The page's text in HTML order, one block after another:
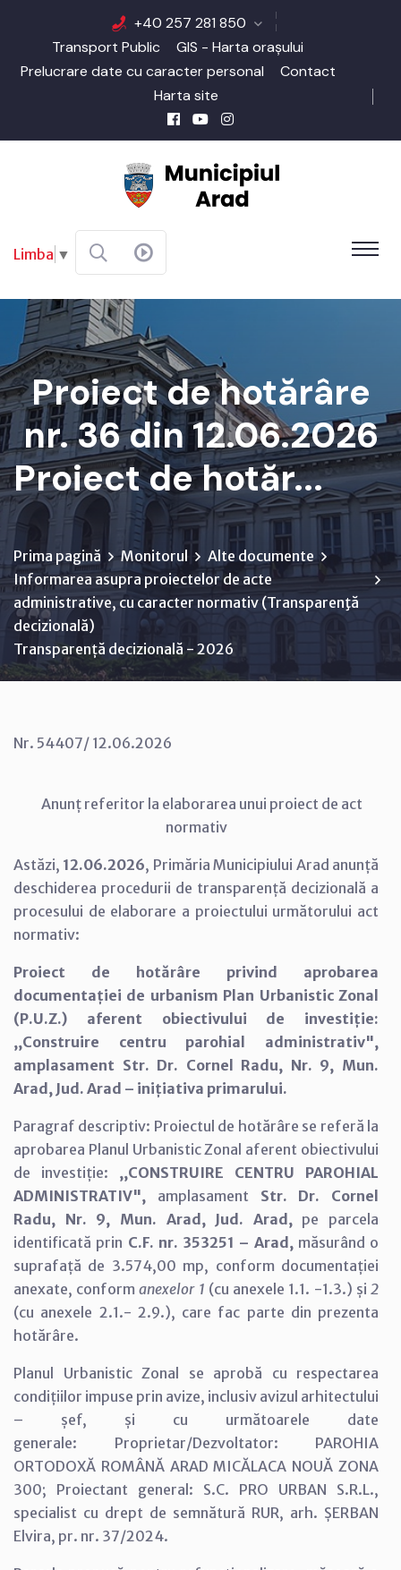
+40 257 281 850
Transport Public
GIS - Harta orașului
Prelucrare date cu caracter personal
Contact
Harta site
Limba ▼
Proiect de hotărâre
nr. 36 din 12.06.2026
Proiect de hotăr...
Prima pagină Monitorul
Alte documente
Informarea asupra proiectelor de acte
administrative, cu caracter normativ (Transparenţă
decizională)
Transparență decizională - 2026
Nr. 54407/ 12.06.2026
Anunț referitor la elaborarea unui proiect de act
normativ
Astăzi, 12.06.2026, Primăria Municipiului Arad anunță
deschiderea procedurii de transparență decizională a
procesului de elaborare a proiectului următorului act
normativ:
Proiect de hotărâre privind aprobarea
documentației de urbanism Plan Urbanistic Zonal
(P.U.Z.) aferent obiectivului de investiție:
,,Construire centru parohial administrativ",
amplasament Str. Dr. Cornel Radu, Nr. 9, Mun.
Arad, Jud. Arad – inițiativa primarului.
Paragraf descriptiv: Proiectul de hotărâre se referă la
aprobarea Planul Urbanistic Zonal aferent obiectivului
de investiție: ,,CONSTRUIRE CENTRU PAROHIAL
ADMINISTRATIV", amplasament Str. Dr. Cornel
Radu, Nr. 9, Mun. Arad, Jud. Arad, pe parcela
identificată prin C.F. nr. 353251 – Arad, măsurând o
suprafață de 3.574,00 mp, conform documentației
anexate, conformanexelor 1 (cu anexele 1.1. -1.3.) și2
(cu anexele 2.1.- 2.9.), care fac parte din prezenta
hotărâre.
Planul Urbanistic Zonal se aprobă cu respectarea
condițiilor impuse prin avize, inclusiv avizul arhitectului
– șef, și cu următoarele date
generale: Proprietar/Dezvoltator: PAROHIA
ORTODOXĂ ROMÂNĂ ARAD MICĂLACA NOUĂ ZONA
300; Proiectant general: S.C. PRO URBAN S.R.L.,
specialist cu drept de semnătură RUR, arh. ȘERBAN
Elvira, pr. nr. 37/2024.